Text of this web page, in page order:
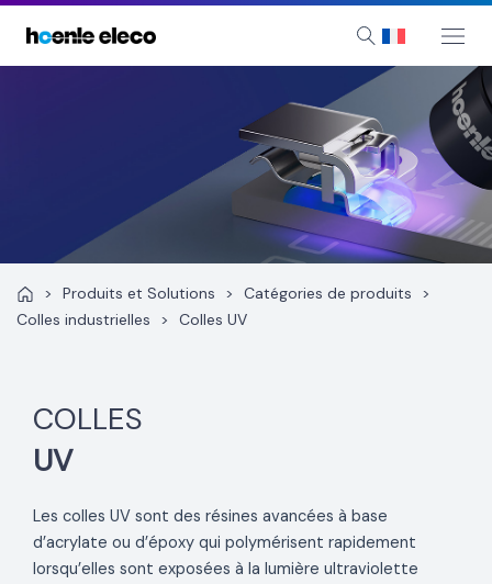
Aller
contenu
> Produits et Solutions > Catégories de produits
>
Colles industrielles
> Colles UV
COLLES
UV
Les colles UV sont des résines avancées à base
d’acrylate ou d’époxy qui polymérisent rapidement
lorsqu’elles sont exposées à la lumière ultraviolette